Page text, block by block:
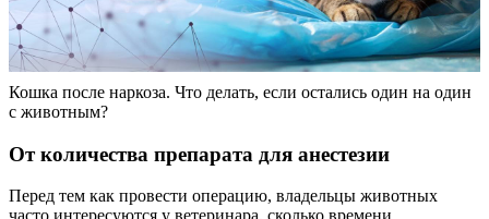
Кошка после наркоза. Что делать, если остались один на один
с животным?
От количества препарата для анестезии
Перед тем как провести операцию, владельцы животных